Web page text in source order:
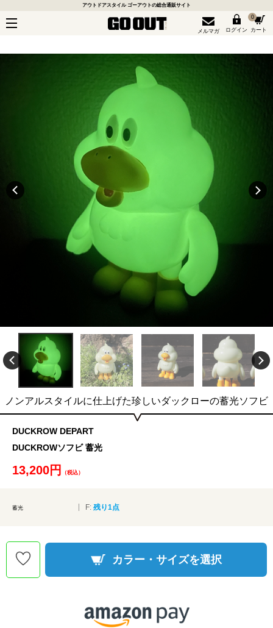
アウトドアスタイル ゴーアウトの総合通販サイト
メルマガ ログイン
0
カート
ノンアルスタイルに仕上げた珍しいダックローの蓄光ソフビ
DUCKROW DEPART
DUCKROWソフビ 蓄光
13,200円 （税込）
蓄光 F: 残り1点
カラー・サイズを選択